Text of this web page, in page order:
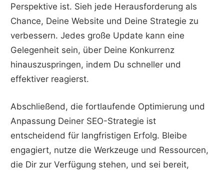
Perspektive ist. Sieh jede Herausforderung als
Chance, Deine Website und Deine Strategie zu
verbessern. Jedes große Update kann eine
Gelegenheit sein, über Deine Konkurrenz
hinauszuspringen, indem Du schneller und
effektiver reagierst.
Abschließend, die fortlaufende Optimierung und
Anpassung Deiner SEO-Strategie ist
entscheidend für langfristigen Erfolg. Bleibe
engagiert, nutze die Werkzeuge und Ressourcen,
die Dir zur Verfügung stehen, und sei bereit,